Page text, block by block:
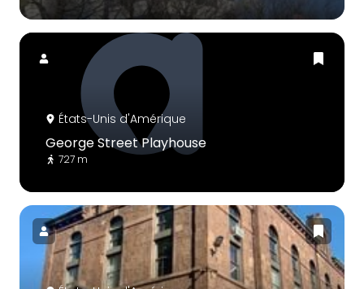
États-Unis d'Amérique
George Street Playhouse
727 m